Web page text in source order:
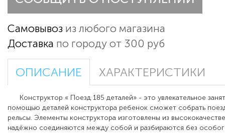
Самовывоз из любого магазина
Доставка по городу от 300 руб
ОПИСАНИЕ ХАРАКТЕРИСТИКИ
Конструктор « Поезд 185 деталей» - это увлекательное
помощью деталей конструктора ребенок сможет собрать
рельсы. Элементы конструктора изготовлены из
надёжно соединяются между собой и разбираются без